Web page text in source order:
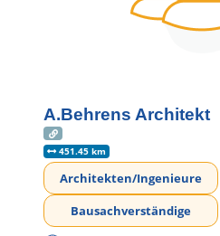
A.Behrens Architekt
451.45 km
Architekten/Ingenieure
Bausachverständige